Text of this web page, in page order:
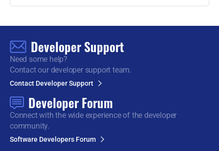
Developer Support
Need some help?
Contact our developer support team.
Contact Developer Support
Developer Forum
Connect with the wideexperience of the developer
community.
Software Developers Forum